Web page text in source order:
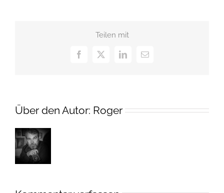
Teilen mit
Facebook
X LinkedIn
E-
Über den Autor: Roger